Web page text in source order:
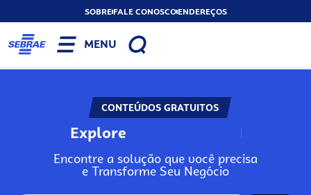
SOBREFALE CONOSCOENDEREÇOS
MENU
CONTEÚDOS GRATUITOS
Explore N
Encontre a solução que você precisa
e Transforme Seu Negócio